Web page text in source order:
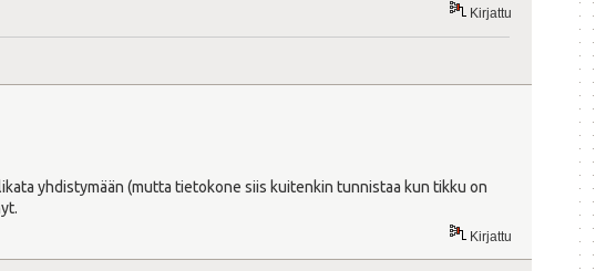
Kirjattu
yhdistymään (mutta tietokone siis kuitenkin tunnistaa kun tikku on
Kirjattu